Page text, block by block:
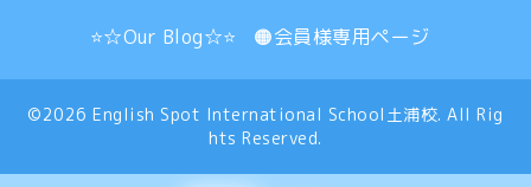
⭐☆Our Blog☆⭐
🟠会員様専用ページ
©2026English Spot International School土浦校. All Rig
hts Reserved.